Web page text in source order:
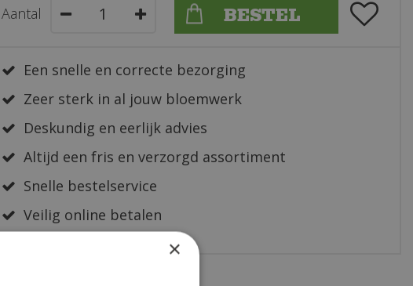
Aantal
Een snelle en correcte bezorging
Zeer sterk in al jouw bloemwerk
Deskundig en eerlijk advies
Altijd een fris en verzorgd assortiment
Snelle bestelservice
Veilig online betalen
×